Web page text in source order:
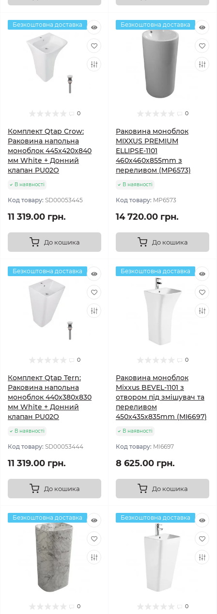
Безкоштовна доставка
0
Комплект Qtap Crow:
Раковина напольна
моноблок 445x420x840
мм White + Донний
клапан PU02O
В наявності
Код товару: SD00053445
11 319.00 грн.
До кошика
Безкоштовна доставка
0
Раковина моноблок
MIXXUS PREMIUM
ELLIPSE-1101
460х460х855mm з
переливом (MP6573)
В наявності
Код товару: MP6573
14 720.00 грн.
До кошика
Безкоштовна доставка
0
Комплект Qtap Tern:
Раковина напольна
моноблок 440х380х830
мм White + Донний
клапан PU02O
В наявності
Код товару: SD00053444
11 319.00 грн.
До кошика
Безкоштовна доставка
0
Раковина моноблок
Mixxus BEVEL-1101 з
отвором під змішувач та
переливом
450х435х835mm (MI6697)
В наявності
Код товару: MI6697
8 625.00 грн.
До кошика
Безкоштовна доставка
0
Безкоштовна доставка
0